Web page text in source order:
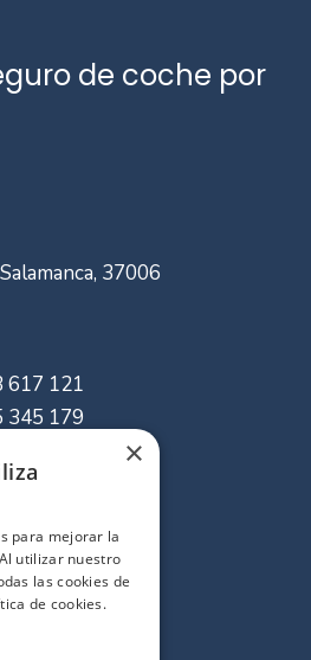
de coche por
37006
617 121
345 179
×
para mejorar la
utilizar nuestro
las cookies de
de cookies.